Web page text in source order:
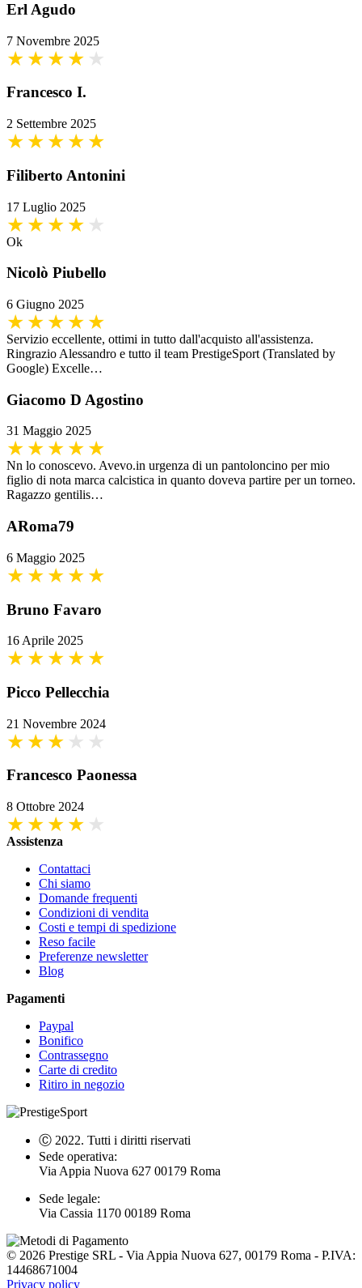
Erl Agudo
7 Novembre 2025
Francesco I.
2 Settembre 2025
Filiberto Antonini
17 Luglio 2025
Ok
Nicolò Piubello
6 Giugno 2025
Servizio eccellente, ottimi in tutto dall'acquisto all'assistenza.
Ringrazio Alessandro e tutto il team PrestigeSport (Translated by
Google) Excelle…
Giacomo D Agostino
31 Maggio 2025
Nn lo conoscevo. Avevo.in urgenza di un pantoloncino per mio
figlio di nota marca calcistica in quanto doveva partire per un torneo.
Ragazzo gentilis…
ARoma79
6 Maggio 2025
Bruno Favaro
16 Aprile 2025
Picco Pellecchia
21 Novembre 2024
Francesco Paonessa
8 Ottobre 2024
Assistenza
Contattaci
Chi siamo
Domande frequenti
Condizioni di vendita
Costi e tempi di spedizione
Reso facile
Preferenze newsletter
Blog
Pagamenti
Paypal
Bonifico
Contrassegno
Carte di credito
Ritiro in negozio
Ⓒ 2022. Tutti i diritti riservati
Sede operativa:
Via Appia Nuova 627 00179 Roma
Sede legale:
Via Cassia 1170 00189 Roma
© 2026 Prestige SRL - Via Appia Nuova 627, 00179 Roma - P.IVA:
14468671004
Privacy policy